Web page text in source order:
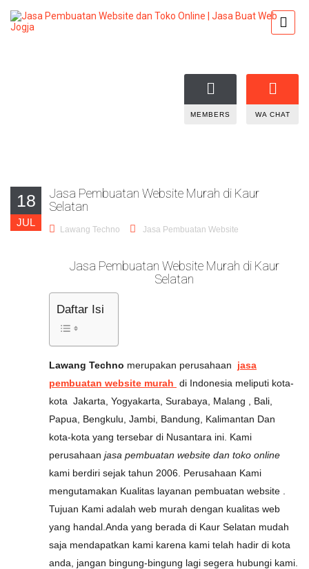
MEMBERS WA CHAT
18
JUL
Jasa Pembuatan Website Murah di Kaur
Selatan
Lawang Techno Jasa Pembuatan Website
Jasa Pembuatan Website Murah di Kaur
Selatan
Daftar Isi
Lawang Techno merupakan perusahaan jasa
pembuatan website murah di Indonesia meliputi kota-
kota Jakarta, Yogyakarta, Surabaya, Malang , Bali,
Papua, Bengkulu, Jambi, Bandung, Kalimantan Dan
kota-kota yang tersebar di Nusantara ini. Kami
perusahaan jasa pembuatan website dan toko online
kami berdiri sejak tahun 2006. Perusahaan Kami
mengutamakan Kualitas layanan pembuatan website .
Tujuan Kami adalah web murah dengan kualitas web
yang handal.Anda yang berada di Kaur Selatan mudah
saja mendapatkan kami karena kami telah hadir di kota
anda, jangan bingung-bingung lagi segera hubungi kami.